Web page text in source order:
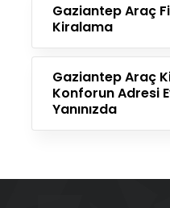
Gaziantep Araç
Kiralama
Gaziantep Araç
Konforun Adresi
Yanınızda